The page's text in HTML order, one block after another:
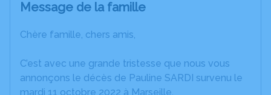
Message de la famille
Chère famille, chers amis,
C’est avec une grande tristesse que nous vous
annonçons le décès de Pauline SARDI survenu le
mardi 11 octobre 2022 à Marseille.